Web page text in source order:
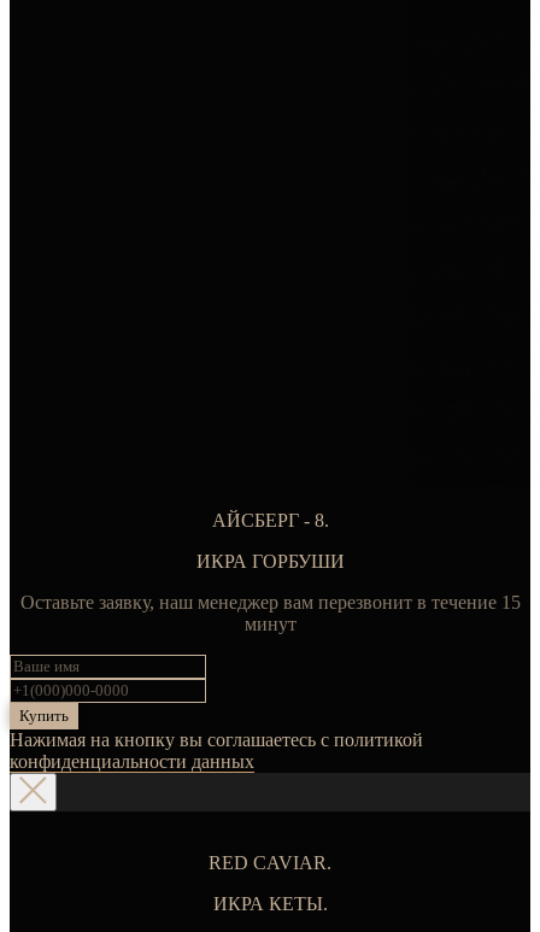
АЙСБЕРГ - 8.
ИКРА ГОРБУШИ
Оставьте заявку, наш менеджер вам перезвонит в течение 15
минут
Купить
Нажимая на кнопку вы соглашаетесь с политикой
конфиденциальности данных
RED CAVIAR.
ИКРА КЕТЫ.